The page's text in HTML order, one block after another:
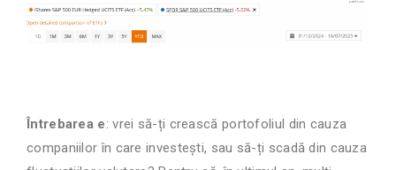
ntrebarea e: vrei să-ți crească portofoliul din cauza
companiilor în care investești, sau să-ți scadă din cauza